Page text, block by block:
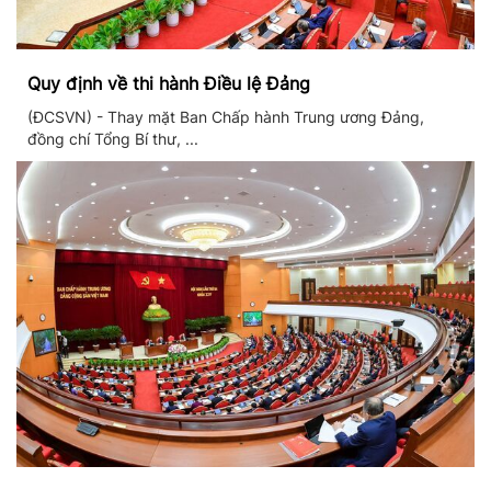
Quy định về thi hành Điều lệ Đảng
(ĐCSVN) - Thay mặt Ban Chấp hành Trung ương Đảng,
đồng chí Tổng Bí thư, ...